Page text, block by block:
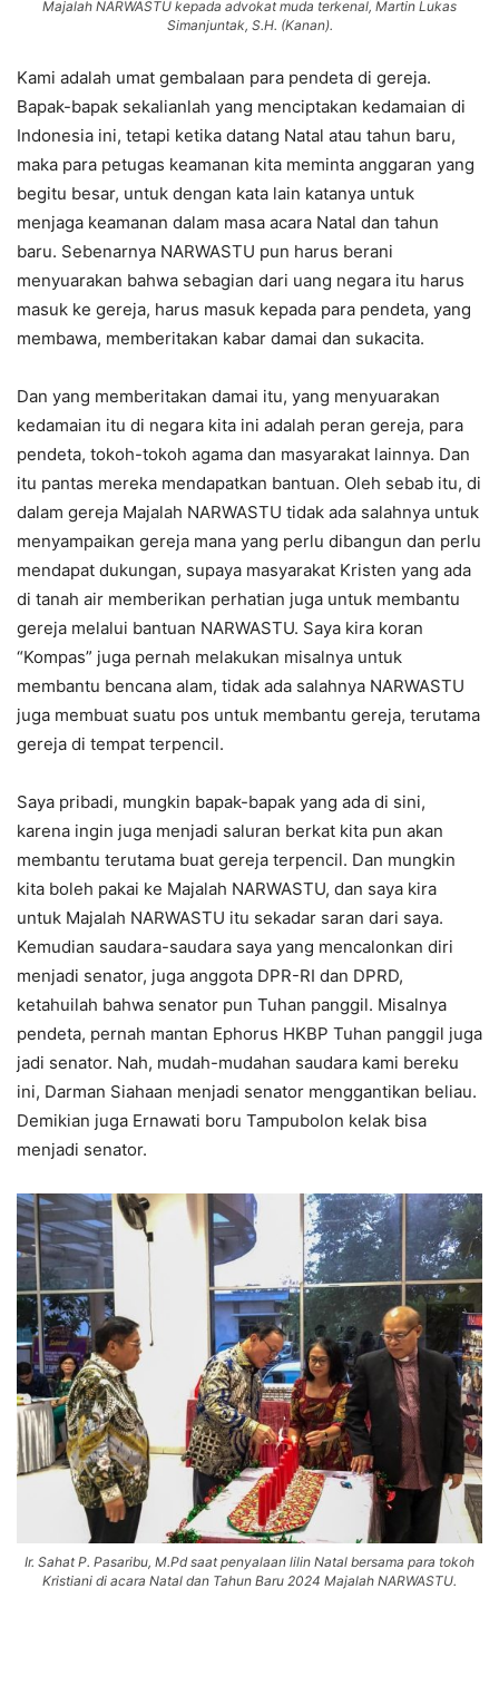
Majalah NARWASTU kepada advokat muda terkenal, Martin Lukas
Simanjuntak, S.H. (Kanan).
Kami adalah umat gembalaan para pendeta di gereja.
Bapak-bapak sekalianlah yang menciptakan kedamaian di
Indonesia ini, tetapi ketika datang Natal atau tahun baru,
maka para petugas keamanan kita meminta anggaran yang
begitu besar, untuk dengan kata lain katanya untuk
menjaga keamanan dalam masa acara Natal dan tahun
baru. Sebenarnya NARWASTU pun harus berani
menyuarakan bahwa sebagian dari uang negara itu harus
masuk ke gereja, harus masuk kepada para pendeta, yang
membawa, memberitakan kabar damai dan sukacita.
Dan yang memberitakan damai itu, yang menyuarakan
kedamaian itu di negara kita ini adalah peran gereja, para
pendeta, tokoh-tokoh agama dan masyarakat lainnya. Dan
itu pantas mereka mendapatkan bantuan. Oleh sebab itu, di
dalam gereja Majalah NARWASTU tidak ada salahnya untuk
menyampaikan gereja mana yang perlu dibangun dan perlu
mendapat dukungan, supaya masyarakat Kristen yang ada
di tanah air memberikan perhatian juga untuk membantu
gereja melalui bantuan NARWASTU. Saya kira koran
“Kompas” juga pernah melakukan misalnya untuk
membantu bencana alam, tidak ada salahnya NARWASTU
juga membuat suatu pos untuk membantu gereja, terutama
gereja di tempat terpencil.
Saya pribadi, mungkin bapak-bapak yang ada di sini,
karena ingin juga menjadi saluran berkat kita pun akan
membantu terutama buat gereja terpencil. Dan mungkin
kita boleh pakai ke Majalah NARWASTU, dan saya kira
untuk Majalah NARWASTU itu sekadar saran dari saya.
Kemudian saudara-saudara saya yang mencalonkan diri
menjadi senator, juga anggota DPR-RI dan DPRD,
ketahuilah bahwa senator pun Tuhan panggil. Misalnya
pendeta, pernah mantan Ephorus HKBP Tuhan panggil juga
jadi senator. Nah, mudah-mudahan saudara kami bereku
ini, Darman Siahaan menjadi senator menggantikan beliau.
Demikian juga Ernawati boru Tampubolon kelak bisa
menjadi senator.
Ir. Sahat P. Pasaribu, M.Pd saat penyalaan lilin Natal bersama para tokoh
Kristiani di acara Natal dan Tahun Baru 2024 Majalah NARWASTU.